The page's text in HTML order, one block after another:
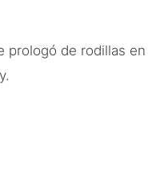
de rodillas